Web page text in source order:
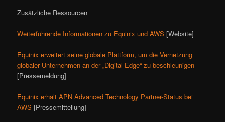
Zusätzliche Ressourcen
Weiterführende Informationen zu Equinix und AWS [Website]
Equinix erweitert seine globale Plattform, um die Vernetzung
globaler Unternehmen an der „Digital Edge“ zu beschleunigen
[Pressemeldung]
Equinix erhält APN Advanced Technology Partner-Status bei
AWS [Pressemitteilung]